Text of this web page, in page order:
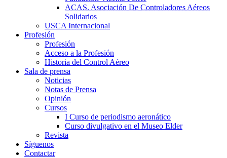
ACAS. Asociación De Controladores Aéreos
Solidarios
USCA Internacional
Profesión
Profesión
Acceso a la Profesión
Historia del Control Aéreo
Sala de prensa
Noticias
Notas de Prensa
Opinión
Cursos
I Curso de periodismo aeronático
Curso divulgativo en el Museo Elder
Revista
Síguenos
Contactar